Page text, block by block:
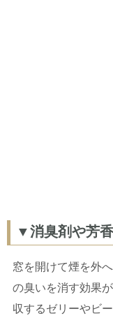
▼消臭剤や芳
窓を開けて煙を外
の臭いを消す効果
収するゼリーやビ